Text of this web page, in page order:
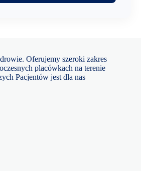
Oferujemy szeroki zakres
placówkach na terenie
Pacjentów jest dla nas